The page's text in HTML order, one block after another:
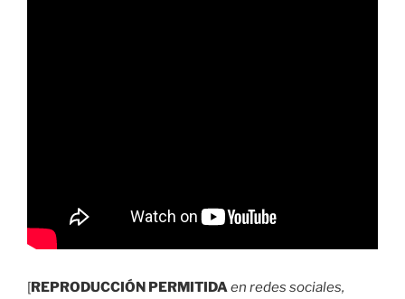
[REPRODUCCIÓN PERMITIDAen redes sociales,